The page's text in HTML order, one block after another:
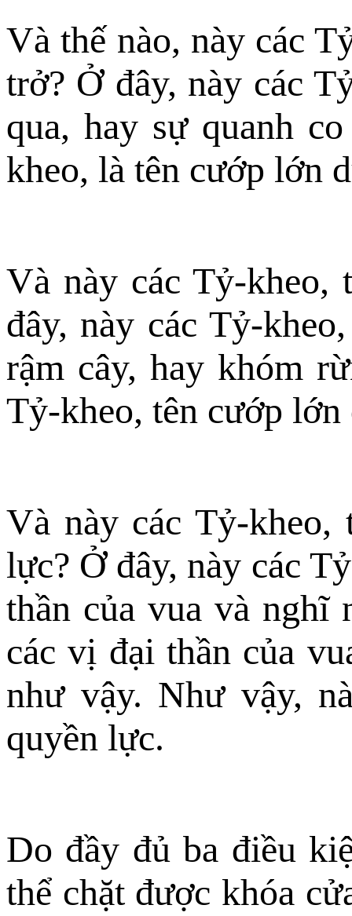
Và thế nào, này các
trở? Ở đây, này các
qua, hay sự quanh
kheo, là tên cướp lớn
Và này các Tỷ-kheo,
đây, này các Tỷ-
rậm cây, hay khóm
Tỷ-kheo, tên cướp
Và này các Tỷ-kheo,
lực? Ở đây, này các
thần của vua và nghĩ
các vị đại thần của
như vậy. Như vậy,
quyền lực.
Do đầy đủ ba điều
thể chặt được khóa